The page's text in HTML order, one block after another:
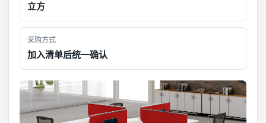
立方
采购方式
加入清单后统一确认